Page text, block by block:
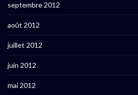
septembre 2012
août 2012
juillet 2012
juin 2012
mai 2012